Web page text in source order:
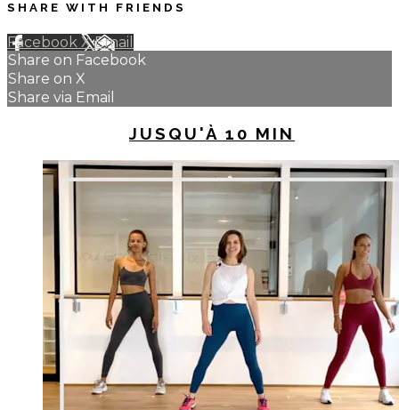
SHARE WITH FRIENDS
Facebook XEmail
Share on Facebook
Share on X
Share via Email
JUSQU'À 10 MIN